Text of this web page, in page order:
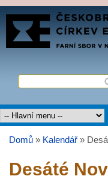
Přejít
FARNÍ
SBOR
Vyhledávání
Hledat
Hlavní menu
Domů » Kalendář »
Desáté